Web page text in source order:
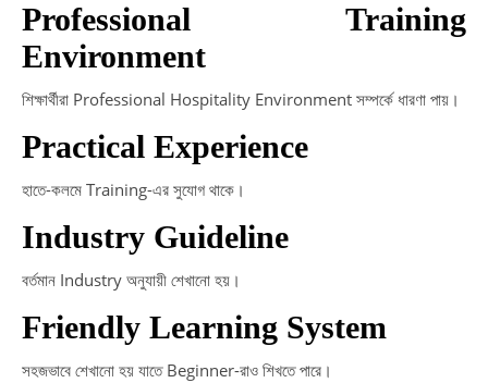
Professional Training
Environment
শিক্ষার্থীরা Professional Hospitality Environment সম্পর্কে ধারণা পায়।
Practical Experience
হাতে-কলমে Training-এর সুযোগ থাকে।
Industry Guideline
বর্তমান Industry অনুযায়ী শেখানো হয়।
Friendly Learning System
সহজভাবে শেখানো হয় যাতে Beginner-রাও শিখতে পারে।